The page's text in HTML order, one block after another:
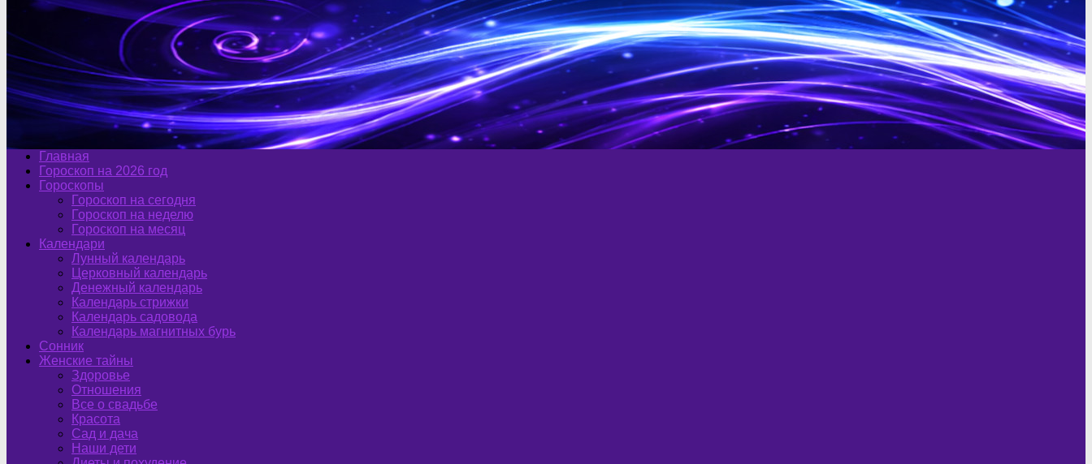
Главная
Гороскоп на 2026 год
Гороскопы
Гороскоп на сегодня
Гороскоп на неделю
Гороскоп на месяц
Календари
Лунный календарь
Церковный календарь
Денежный календарь
Календарь стрижки
Календарь садовода
Календарь магнитных бурь
Сонник
Женские тайны
Здоровье
Отношения
Все о свадьбе
Красота
Сад и дача
Наши дети